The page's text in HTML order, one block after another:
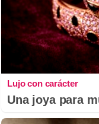
Lujo con carácter
Una joya para